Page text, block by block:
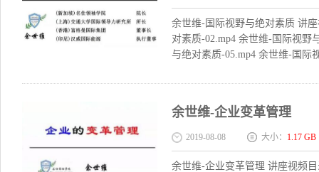
余世维-国际视野与绝对素质 讲
对素质-02.mp4 余世维-国际视野
与绝对素质-05.mp4 余世维-国际
余世维-企业变革管理
2019-08-08 大小： 1.17 GB
余世维-企业变革管理 讲座视频